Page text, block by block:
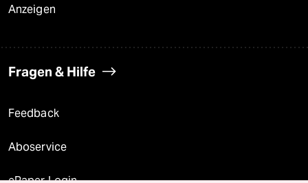
Anzeigen
Fragen & Hilfe
Feedback
Aboservice